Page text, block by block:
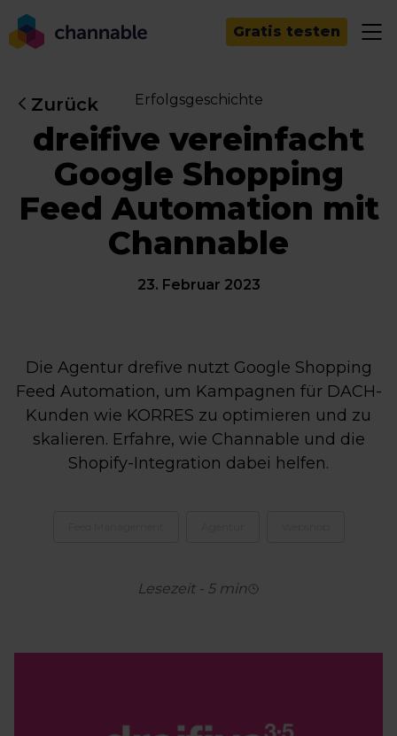
Gratis testen
Zurück Erfolgsgeschichte
dreifive vereinfacht
Google Shopping
Feed Automation mit
Channable
23. Februar 2023
Die Agentur drefive nutzt Google Shopping
Feed Automation, um Kampagnen für DACH-
Kunden wie KORRES zu optimieren und zu
skalieren. Erfahre, wie Channable und die
Shopify-Integration dabei helfen.
Lesezeit - 5min